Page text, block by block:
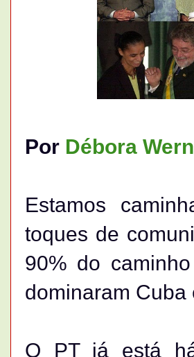
Por Débora
Estamos
toques de
90% do
dominaram Cuba
O PT já está